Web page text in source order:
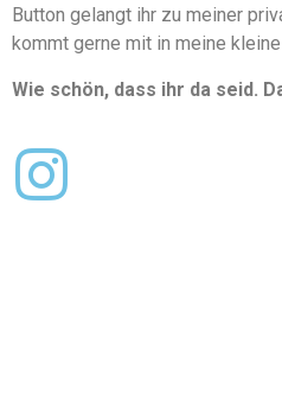
Button gelangt ihr zu meiner
kommt gerne mit in meine
Wie schön, dass ihr da seid.